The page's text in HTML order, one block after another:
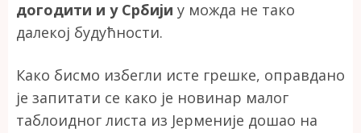
догодити и у Србији у можда не тако
далекој будућности.
Како бисмо избегли исте грешке, оправдано
је запитати се како је новинар малог
таблоидног листа из Јерменије дошао на